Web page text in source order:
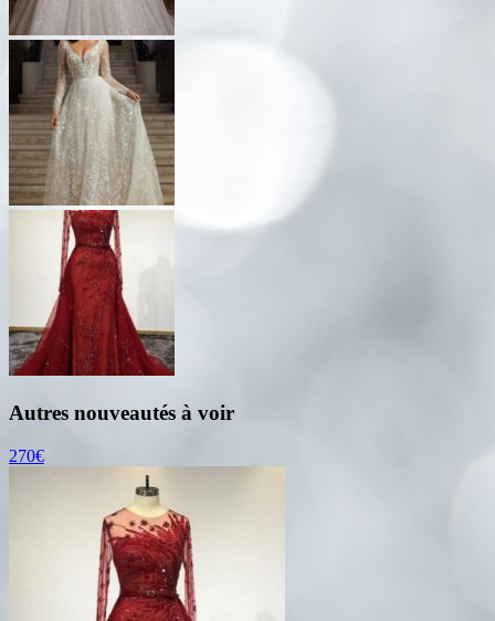
Autres nouveautés à voir
270€